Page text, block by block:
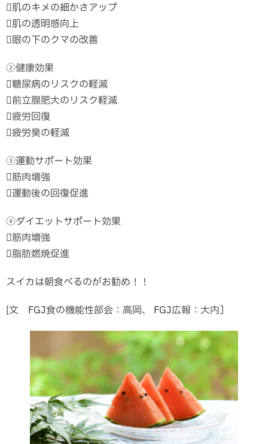
肌のキメの細かさアップ
肌の透明感向上
眼の下のクマの改善
②健康効果
糖尿病のリスクの軽減
前立腺肥大のリスク軽減
疲労回復
疲労臭の軽減
③運動サポート効果
筋肉増強
運動後の回復促進
④ダイエットサポート効果
筋肉増強
脂肪燃焼促進
スイカは朝食べるのがお勧め！！
[文 FGJ食の機能性部会：高岡、 FGJ広報：大内］